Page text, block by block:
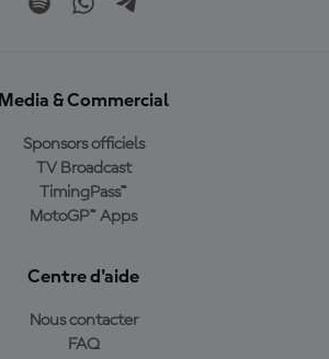
Media & Commercial
Sponsors officiels
TV Broadcast
TimingPass™
MotoGP™ Apps
Centre d'aide
Nous contacter
FAQ